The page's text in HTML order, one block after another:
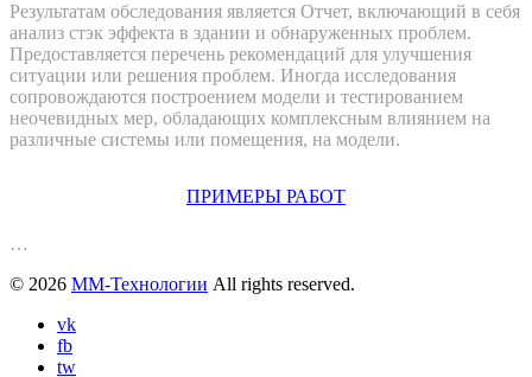
Результатам обследования является Отчет, включающий в себя
анализ стэк эффекта в здании и обнаруженных проблем.
Предоставляется перечень рекомендаций для улучшения
ситуации или решения проблем. Иногда исследования
сопровождаются построением модели и тестированием
неочевидных мер, обладающих комплексным влиянием на
различные системы или помещения, на модели.
ПРИМЕРЫ РАБОТ
…
© 2026 ММ-Технологии All rights reserved.
vk
fb
tw